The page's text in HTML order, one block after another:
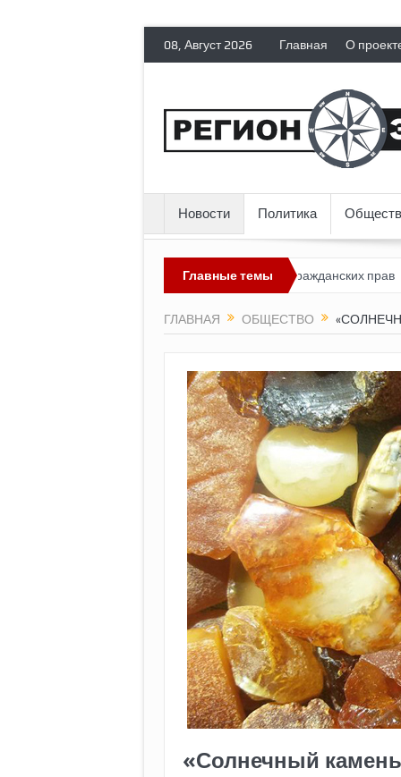
08, Август 2026 Главная О
Новости Политика
Главные темы
лишает политических эмигрантов гражданских прав
ГЛАВНАЯ ОБЩЕСТВО
«Солнечный